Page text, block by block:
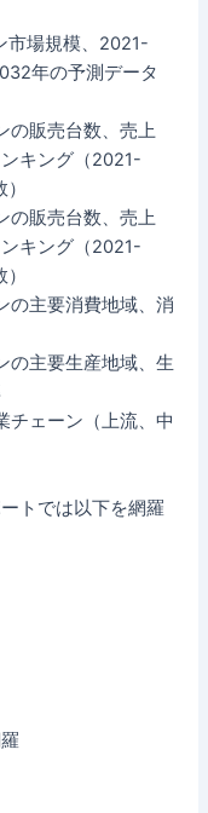
市場規模、2021-
年の予測データ
の販売台数、売上
キング（2021-
の販売台数、売上
キング（2021-
の主要消費地域、消
の主要生産地域、生
チェーン（上流、中
トでは以下を網羅